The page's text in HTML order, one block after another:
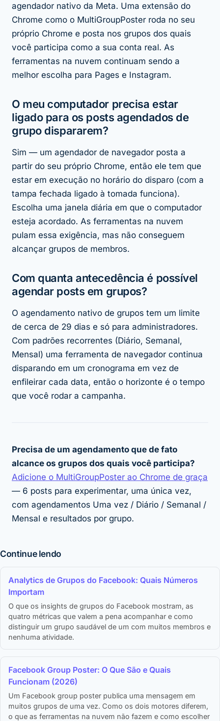
agendador nativo da Meta. Uma extensão do
Chrome como o MultiGroupPoster roda no seu
próprio Chrome e posta nos grupos dos quais
você participa como a sua conta real. As
ferramentas na nuvem continuam sendo a
melhor escolha para Pages e Instagram.
O meu computador precisa estar
ligado para os posts agendados de
grupo dispararem?
Sim — um agendador de navegador posta a
partir do seu próprio Chrome, então ele tem que
estar em execução no horário do disparo (com a
tampa fechada ligado à tomada funciona).
Escolha uma janela diária em que o computador
esteja acordado. As ferramentas na nuvem
pulam essa exigência, mas não conseguem
alcançar grupos de membros.
Com quanta antecedência é possível
agendar posts em grupos?
O agendamento nativo de grupos tem um limite
de cerca de 29 dias e só para administradores.
Com padrões recorrentes (Diário, Semanal,
Mensal) uma ferramenta de navegador continua
disparando em um cronograma em vez de
enfileirar cada data, então o horizonte é o tempo
que você rodar a campanha.
Precisa de um agendamento que de fato
alcance os grupos dos quais você participa?
Adicione o MultiGroupPoster ao Chrome de graça
— 6 posts para experimentar, uma única vez,
com agendamentos Uma vez / Diário / Semanal /
Mensal e resultados por grupo.
Continue lendo
Analytics de Grupos do Facebook: Quais Números
Importam
O que os insights de grupos do Facebook mostram, as
quatro métricas que valem a pena acompanhar e como
distinguir um grupo saudável de um com muitos membros e
nenhuma atividade.
Facebook Group Poster: O Que São e Quais
Funcionam (2026)
Um Facebook group poster publica uma mensagem em
muitos grupos de uma vez. Como os dois motores diferem,
o que as ferramentas na nuvem não fazem e como escolher